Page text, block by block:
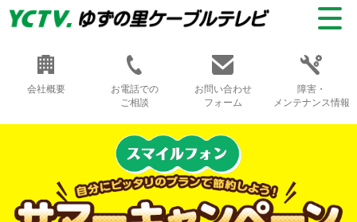
会社概要
お電話での
ご相談
お問い合わせ
フォーム
障害・
メンテナンス情報